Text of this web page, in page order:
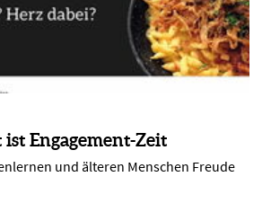
ist Engagement-Zeit
und älteren Menschen Freude